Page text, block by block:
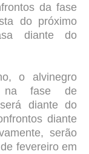
da fase
do próximo
diante do
o alvinegro
na fase de
diante do
diante
serão
fevereiro em